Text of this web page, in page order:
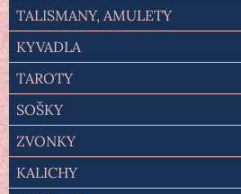
TALISMANY, AMULETY
KYVADLA
TAROTY
SOŠKY
ZVONKY
KALICHY